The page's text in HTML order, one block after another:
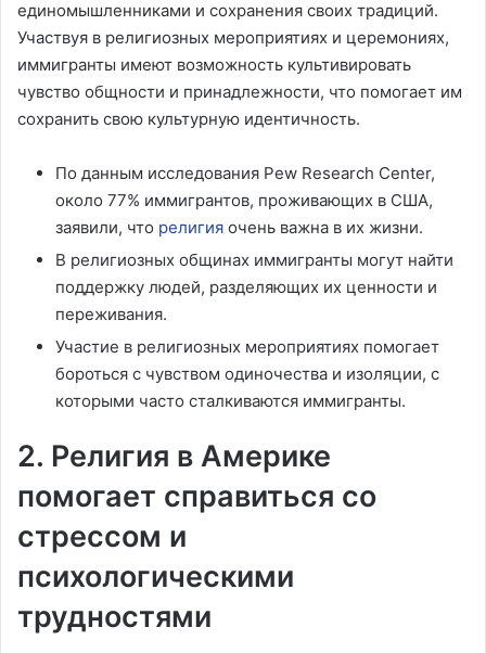
единомышленниками и сохранения своих традиций.
Участвуя в религиозных мероприятиях и церемониях,
иммигранты имеют возможность культивировать
чувство общности и принадлежности, что помогает им
сохранить свою культурную идентичность.
По данным исследования Pew Research Center,
около 77% иммигрантов, проживающих в США,
заявили, что религия очень важна в их жизни.
В религиозных общинах иммигранты могут найти
поддержку людей, разделяющих их ценности и
переживания.
Участие в религиозных мероприятиях помогает
бороться с чувством одиночества и изоляции, с
которыми часто сталкиваются иммигранты.
2. Религия в Америке
помогает справиться со
стрессом и
психологическими
трудностями